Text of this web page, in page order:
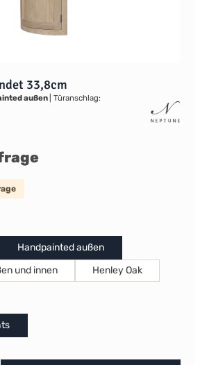
33,8cm
außen Türanschlag:
Handpainted außen
und innen
Henley Oak